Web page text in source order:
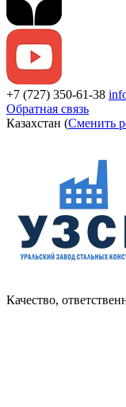
+7 (727) 350-61-38
Обратная связь
Казахстан (Сменить
УЗСК
Качество,